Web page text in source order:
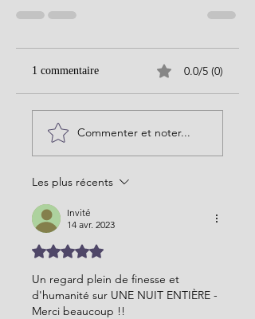
1 commentaire 0.0/5 (0)
Commenter et noter...
Les plus récents
Invité
14 avr. 2023
Noté 5 étoiles sur 5.
Un regard plein de finesse et
d'humanité sur UNE NUIT ENTIÈRE -
Merci beaucoup !!